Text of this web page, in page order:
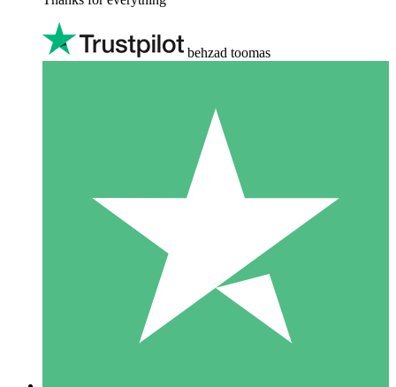
behzad toomas